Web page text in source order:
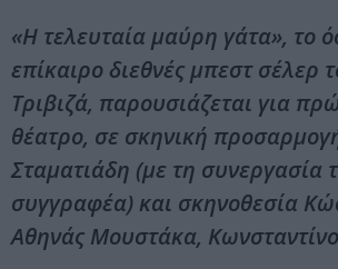
«Η τελευταία μαύρη γάτα», το
επίκαιρο διεθνές μπεστ σέλερ
Τριβιζά, παρουσιάζεται για
θέατρο, σε σκηνική
Σταματιάδη (με τη συνεργασία
συγγραφέα) και σκηνοθεσία
Αθηνάς Μουστάκα,